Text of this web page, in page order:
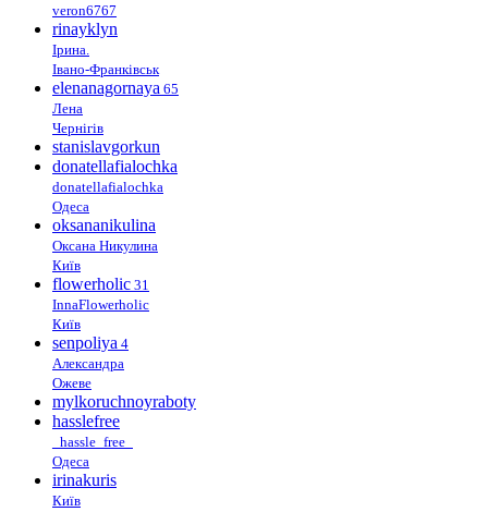
veron6767
rinayklyn
Ірина.
Івано-Франківськ
elenanagornaya 65
Лена
Чернігів
stanislavgorkun
donatellafialochka
donatellafialochka
Одеса
oksananikulina
Оксана Никулина
Київ
flowerholic 31
InnaFlowerholic
Київ
senpoliya 4
Александра
Ожеве
mylkoruchnoyraboty
hasslefree
_hassle_free_
Одеса
irinakuris
Київ